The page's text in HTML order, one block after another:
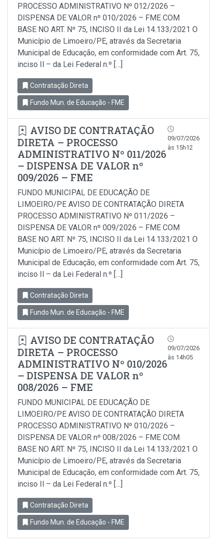
PROCESSO ADMINISTRATIVO Nº 012/2026 –
DISPENSA DE VALOR nº 010/2026 – FME COM
BASE NO ART. Nº 75, INCISO II da Lei 14.133/2021 O
Município de Limoeiro/PE, através da Secretaria
Municipal de Educação, em conformidade com Art. 75,
inciso Il – da Lei Federal n.º […]
Contratação Direta
Fundo Mun. de Educação - FME
AVISO DE CONTRATAÇÃO
DIRETA – PROCESSO
ADMINISTRATIVO Nº 011/2026
– DISPENSA DE VALOR nº
009/2026 – FME
09/07/2026
às 15h12
FUNDO MUNICIPAL DE EDUCAÇÃO DE
LIMOEIRO/PE AVISO DE CONTRATAÇÃO DIRETA
PROCESSO ADMINISTRATIVO Nº 011/2026 –
DISPENSA DE VALOR nº 009/2026 – FME COM
BASE NO ART. Nº 75, INCISO II da Lei 14.133/2021 O
Município de Limoeiro/PE, através da Secretaria
Municipal de Educação, em conformidade com Art. 75,
inciso Il – da Lei Federal n.º […]
Contratação Direta
Fundo Mun. de Educação - FME
AVISO DE CONTRATAÇÃO
DIRETA – PROCESSO
ADMINISTRATIVO Nº 010/2026
– DISPENSA DE VALOR nº
008/2026 – FME
09/07/2026
às 14h05
FUNDO MUNICIPAL DE EDUCAÇÃO DE
LIMOEIRO/PE AVISO DE CONTRATAÇÃO DIRETA
PROCESSO ADMINISTRATIVO Nº 010/2026 –
DISPENSA DE VALOR nº 008/2026 – FME COM
BASE NO ART. Nº 75, INCISO II da Lei 14.133/2021 O
Município de Limoeiro/PE, através da Secretaria
Municipal de Educação, em conformidade com Art. 75,
inciso Il – da Lei Federal n.º […]
Contratação Direta
Fundo Mun. de Educação - FME